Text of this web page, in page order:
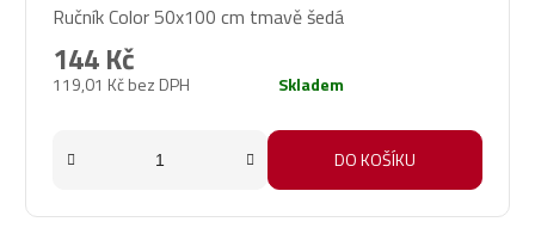
hodnocení
produktu
je
Ručník Color 50x100 cm tmavě šedá
119,01 Kč bez DPH
144 Kč
Skladem
DO KOŠÍKU